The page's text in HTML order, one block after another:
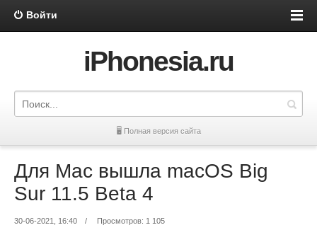
Войти
iPhonesia.ru
🖥 Полная версия сайта
Для Mac вышла macOS Big
Sur 11.5 Beta 4
30-06-2021, 16:40 / Просмотров: 1 105